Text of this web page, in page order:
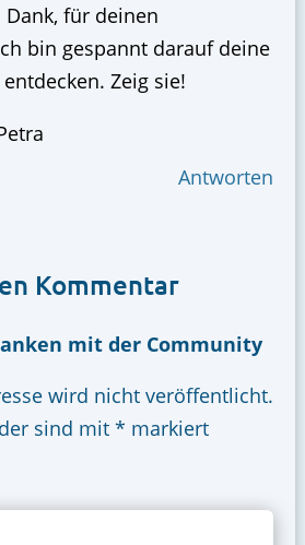
Dank, für deinen
bin gespannt darauf deine
Zeig sie!
Antworten
wird nicht veröffentlicht.
sind mit * markiert